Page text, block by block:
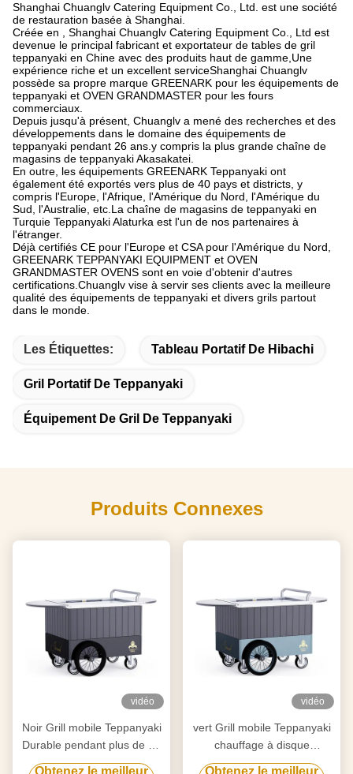
Shanghai Chuanglv Catering Equipment Co., Ltd. est une société
de restauration basée à Shanghai.
Créée en , Shanghai Chuanglv Catering Equipment Co., Ltd est
devenue le principal fabricant et exportateur de tables de gril
teppanyaki en Chine avec des produits haut de gamme,Une
expérience riche et un excellent serviceShanghai Chuanglv
possède sa propre marque GREENARK pour les équipements de
teppanyaki et OVEN GRANDMASTER pour les fours
commerciaux.
Depuis jusqu'à présent, Chuanglv a mené des recherches et des
développements dans le domaine des équipements de
teppanyaki pendant 26 ans.y compris la plus grande chaîne de
magasins de teppanyaki Akasakatei.
En outre, les équipements GREENARK Teppanyaki ont
également été exportés vers plus de 40 pays et districts, y
compris l'Europe, l'Afrique, l'Amérique du Nord, l'Amérique du
Sud, l'Australie, etc.La chaîne de magasins de teppanyaki en
Turquie Teppanyaki Alaturka est l'un de nos partenaires à
l'étranger.
Déjà certifiés CE pour l'Europe et CSA pour l'Amérique du Nord,
GREENARK TEPPANYAKI EQUIPMENT et OVEN
GRANDMASTER OVENS sont en voie d'obtenir d'autres
certifications.Chuanglv vise à servir ses clients avec la meilleure
qualité des équipements de teppanyaki et divers grils partout
dans le monde.
Les Étiquettes: Tableau Portatif De Hibachi
Gril Portatif De Teppanyaki
Équipement De Gril De Teppanyaki
Produits Connexes
vidéo
Noir Grill mobile Teppanyaki
Durable pendant plus de 20
ans Table à griller Hibachi
vidéo
vert Grill mobile Teppanyaki
chauffage à disque
électronique Libre circulation